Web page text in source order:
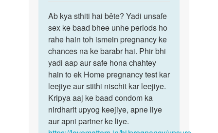
to
blood
niklne
se
pregnant…
by
अज्ञात
Ab
kya
sthiti
hai
bête?
Yadi…
Ab kya sthiti hai bête? Yadi unsafe
sex ke baad bhee unhe periods ho
rahe hain toh ismein pregnancy ke
chances na ke barabr hai. Phir bhi
yadi aap aur safe hona chahtey
hain to ek Home pregnancy test kar
leejiye aur stithi nischit kar leejiye.
Kripya aaj ke baad condom ka
nirdharit upyog keejiye, apne liye
aur apni partner ke liye.